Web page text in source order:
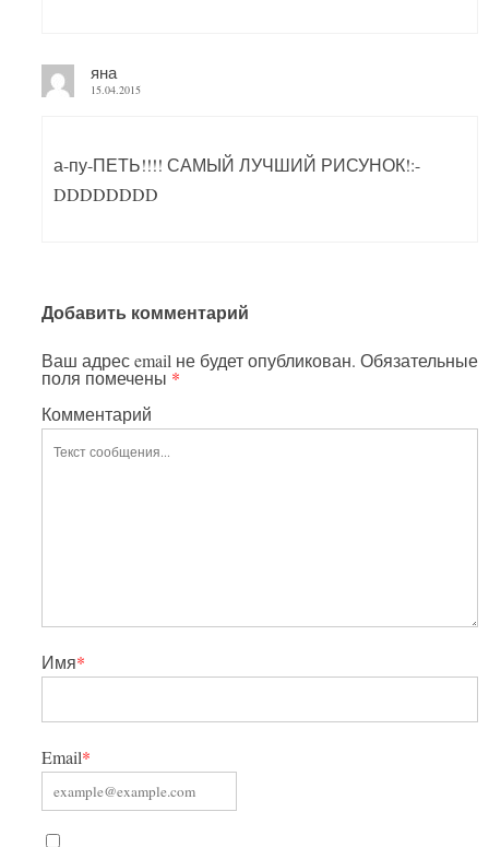
яна
15.04.2015
а-пу-ПЕТЬ!!!! САМЫЙ ЛУЧШИЙ РИСУНОК!:-
DDDDDDDD
Добавить комментарий
Ваш адрес email не будет опубликован. Обязательные
поля помечены *
Комментарий
Имя*
Email*